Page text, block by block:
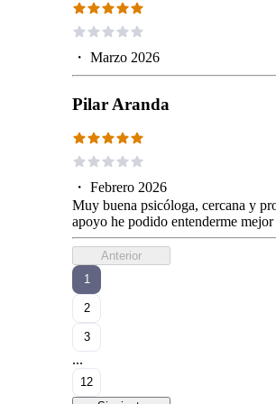
・ Marzo 2026
Pilar Aranda
・ Febrero 2026
Muy buena psicóloga, cercana y
apoyo he podido entenderme
Anterior
1
2
3
...
12